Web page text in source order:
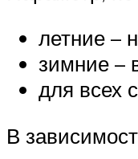
летние –
зимние –
для всех
В